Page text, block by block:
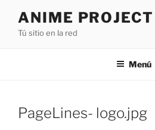
contenido
ANIME PROJECT
Tú sitio en la red
Menú
PageLines- logo.jpg